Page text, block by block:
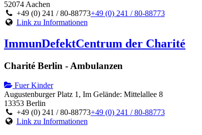
52074 Aachen
+49 (0) 241 / 80-88773+49 (0) 241 / 80-88773
Link zu Informationen
ImmunDefektCentrum der Charité
Charité Berlin - Ambulanzen
Fuer Kinder
Augustenburger Platz 1, Im Gelände: Mittelallee 8
13353 Berlin
+49 (0) 241 / 80-88773+49 (0) 241 / 80-88773
Link zu Informationen